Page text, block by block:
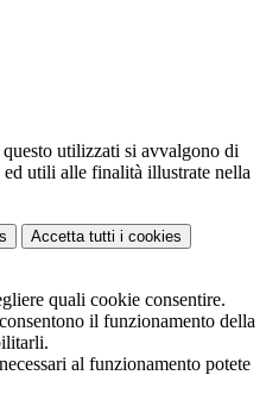
utilizzati si avvalgono di
utili alle finalità illustrate nella
Accetta tutti i cookies
quali cookie consentire.
il funzionamento della
al funzionamento potete